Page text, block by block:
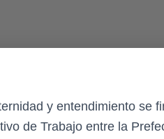
y entendimiento se
de Trabajo entre la